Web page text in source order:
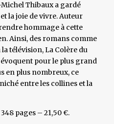
Thibaux a gardé
la joie de vivre. Auteur
hommage à cette
Ainsi, des romans comme
télévision, La Colère du
pour le plus grand
en plus nombreux, ce
entre les collines et la
pages – 21,50 €.